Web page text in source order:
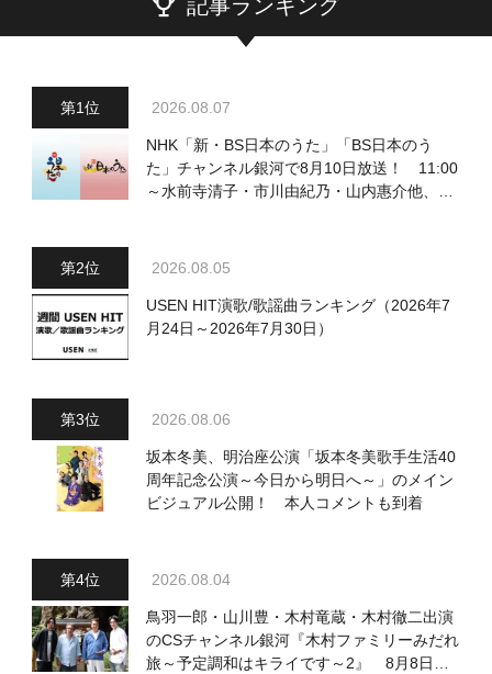
記事ランキング
2026.08.07
NHK「新・BS日本のうた」「BS日本のう
た」チャンネル銀河で8月10日放送！ 11:00
～水前寺清子・市川由紀乃・山内惠介他、
2026.08.05
USEN HIT演歌/歌謡曲ランキング（2026年7
月24日～2026年7月30日）
2026.08.06
坂本冬美、明治座公演「坂本冬美歌手生活40
周年記念公演～今日から明日へ～」のメイン
ビジュアル公開！ 本人コメントも到着
2026.08.04
鳥羽一郎・山川豊・木村竜蔵・木村徹二出演
のCSチャンネル銀河『木村ファミリーみだれ
旅～予定調和はキライです～2』 8月8日